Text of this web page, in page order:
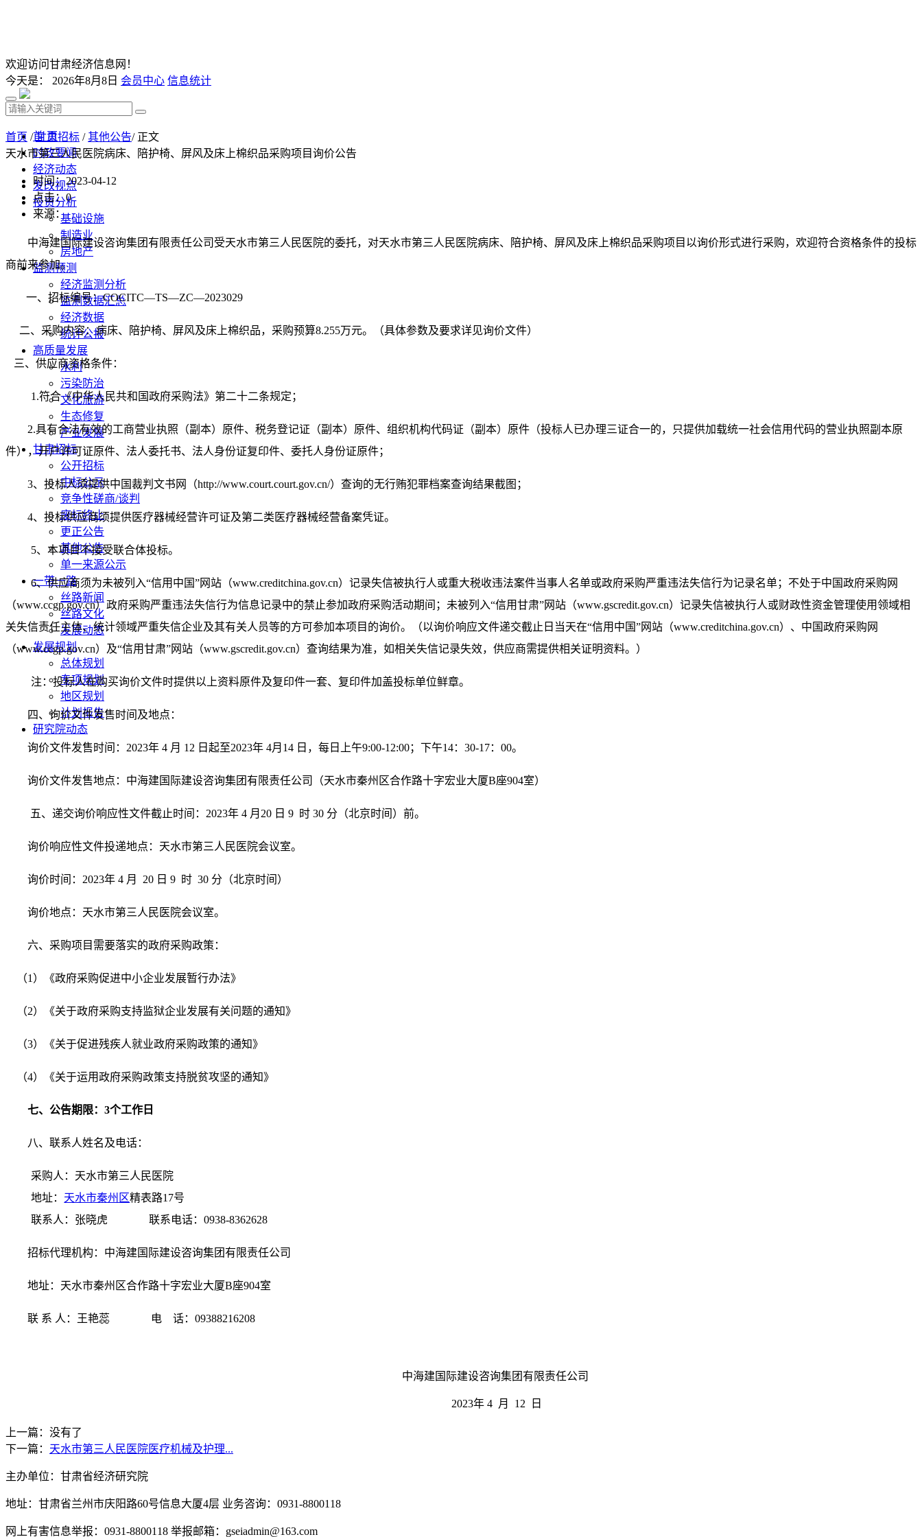
欢迎访问甘肃经济信息网！
今天是： 2026年8月8日 会员中心 信息统计
首 页
时政要闻
经济动态
发改视点
投资分析
基础设施
制造业
房地产
监测预测
经济监测分析
监测数据汇总
经济数据
统计公报
高质量发展
水利
污染防治
文化旅游
生态修复
产业发展
甘肃招标
公开招标
中标公示
竞争性磋商/谈判
废标终止
更正公告
其他公告
单一来源公示
一带一路
丝路新闻
丝路文化
发展动态
发展规划
总体规划
专项规划
地区规划
计划报告
研究院动态
首页 /甘肃招标 /其他公告/ 正文
天水市第三人民医院病床、陪护椅、屏风及床上棉织品采购项目询价公告
时间：2023-04-12
点击：0
来源：
中海建国际建设咨询集团有限责任公司 受天水市第三人民医院的委托，对天水市第三人民 医院病床、陪护椅、屏风及床上棉织品采购项目 以询价形式进行采购，欢迎符合资格条件的投标
商前来参加。
一、 招标编号：COCITC—TS—ZC—2023029
二、采购内容：病床、陪护椅、屏风及床上棉织品， 采购预算8.255万元。 （具体参数及要求详见询价文件）
三、 供应商资格条件：
1.符合《中华人民共和国政府采购法》第二十二条规定；
2.具有合法有效的工商营业执照（副本）原件、税务登记证（副本）原件、组织机构代码证（副本）原件（投标人已办理三证合一的，只提供加载统一社会信用代码的营业执照副本原
件），开户许可证原件、法人委托书、法人身份证复印件、委托人身份证原件；
3、 投标人须提供中国裁判文书网（http://www.court.court.gov.cn/）查询的无行贿犯罪档案查询结果截图；
4、 投标供应商须提供医疗器械经营许可证及第二类医疗器械经营备案凭证。
5、本项目不接受联合体投标。
6、供应商须为未被列入“信用中国”网站（www.creditchina.gov.cn）记录失信被执行人或重大税收违法案件当事人名单或政府采购严重违法失信行为记录名单；不处于中国政府采购网
（www.ccgp.gov.cn）政府采购严重违法失信行为信息记录中的禁止参加政府采购活动期间；未被列入“信用甘肃”网站（www.gscredit.gov.cn）记录失信被执行人或财政性资金管理使用领域相
关失信责任主体、统计领域严重失信企业及其有关人员等的方可参加本项目的询价。（以询价响应文件递交截止日当天在“信用中国”网站（www.creditchina.gov.cn）、中国政府采购网
（www.ccgp.gov.cn）及“信用甘肃”网站（www.gscredit.gov.cn）查询结果为准，如相关失信记录失效，供应商需提供相关证明资料。）
注：投标人在购买询价文件时提供以上资料原件及复印件一套、复印件加盖投标单位鲜章。
四、询价文件发售时间及地点：
询价文件发售时间： 2023年 4 月 12 日起至2023年 4月 14 日，每日上午9:00-12:00；下午14：30-17：00。
询价文件发售地点： 中海建国际建设咨询集团有限责任公司 （天水市秦州区合作路十字宏业大厦B座904室）
五、递交询价响应性文件截止时间： 2023年 4 月 20 日 9 时 30 分 （北京时间）前。
询价响应性文件投递地点： 天水市第三人民医院会议室。
询价时间： 2023年 4 月 20 日 9 时 30 分 （北京时间）
询价地点：天水市第三人民医院会议室。
六、 采购项目需要落实的政府采购政策：
（1）《政府采购促进中小企业发展暂行办法》
（2）《关于政府采购支持监狱企业发展有关问题的通知》
（3）《关于促进残疾人就业政府采购政策的通知》
（4）《关于运用政府采购政策支持脱贫攻坚的通知》
七、公告期限：3个工作日
八、 联系人姓名及电话：
采购人：天水市第三人民医院
地址： 天水市秦州区精表路17号
联系人：张晓虎
联系电话：0938-8362628
招标代理机构： 中海建国际建设咨询集团有限责任公司
地址：天水市秦州区合作路十字宏业大厦B座904室
联 系 人 ： 王艳蕊 电 话： 09388216208
中海建国际建设咨询集团有限责任公司
2023年 4 月 12 日
上一篇：没有了
下一篇： 天水市第三人民医院医疗机械及护理...
主办单位：甘肃省经济研究院
地址：甘肃省兰州市庆阳路60号信息大厦4层 业务咨询：0931-8800118
网上有害信息举报：0931-8800118 举报邮箱：gseiadmin@163.com